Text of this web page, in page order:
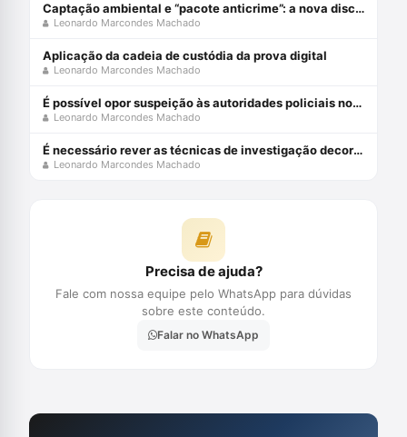
Captação ambiental e “pacote anticrime”: a nova disciplina legal
Leonardo Marcondes Machado
Aplicação da cadeia de custódia da prova digital
Leonardo Marcondes Machado
É possível opor suspeição às autoridades policiais nos atos do inquérito
Leonardo Marcondes Machado
É necessário rever as técnicas de investigação decorrentes da memória humana
Leonardo Marcondes Machado
Precisa de ajuda?
Fale com nossa equipe pelo WhatsApp para dúvidas
sobre este conteúdo.
Falar no WhatsApp